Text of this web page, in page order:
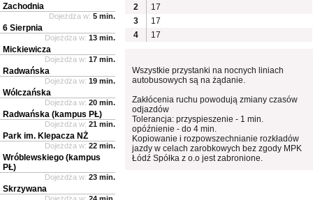
2
17
3
17
4
17
Wszystkie przystanki na nocnych liniach
autobusowych są na żądanie.
Zakłócenia ruchu powodują zmiany czasów
odjazdów
Tolerancja: przyspieszenie - 1 min.
opóźnienie - do 4 min.
Kopiowanie i rozpowszechnianie rozkładów
jazdy w celach zarobkowych bez zgody MPK
Łódź Spółka z o.o jest zabronione.
Zachodnia
Dojeżdża w: 5 min.
6 Sierpnia
Dojeżdża w: 13 min.
Mickiewicza
Dojeżdża w: 17 min.
Radwańska
Dojeżdża w: 19 min.
Wólczańska
Dojeżdża w: 20 min.
Radwańska (kampus PŁ)
Dojeżdża w: 21 min.
Park im. Klepacza NŻ
Dojeżdża w: 22 min.
Wróblewskiego (kampus
PŁ)
Dojeżdża w: 23 min.
Skrzywana